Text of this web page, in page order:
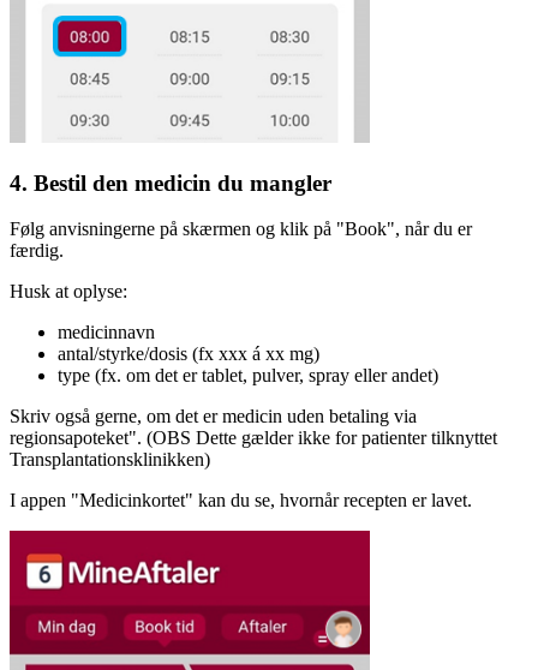
4. Bestil den medicin du mangler
Følg anvisningerne på skærmen og klik på "Book", når du er
færdig.
Husk at oplyse:
medicinnavn
antal/styrke/dosis (fx xxx á xx mg)
type (fx. om det er tablet, pulver, spray eller andet)
Skriv også gerne, om det er medicin uden betaling via
regionsapoteket". (OBS Dette gælder ikke for patienter tilknyttet
Transplantationsklinikken)
I appen "Medicinkortet" kan du se, hvornår recepten er lavet.